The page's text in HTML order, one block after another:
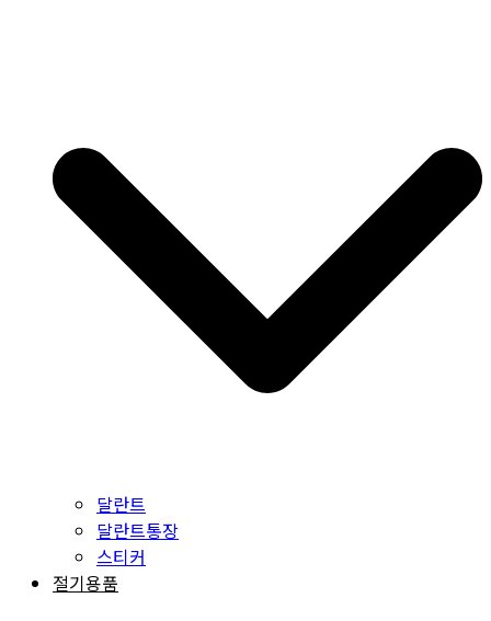
달란트
달란트통장
스티커
절기용품